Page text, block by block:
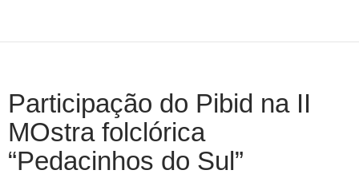
Participação do Pibid na II
MOstra folclórica
“Pedacinhos do Sul”